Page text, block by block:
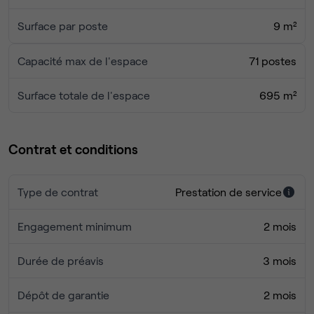
Surface par poste 9 m²
Capacité max de l'espace 71 postes
Surface totale de l'espace 695 m²
Contrat et conditions
Type de contrat Prestation de service
Engagement minimum 2 mois
Durée de préavis 3 mois
Dépôt de garantie 2 mois